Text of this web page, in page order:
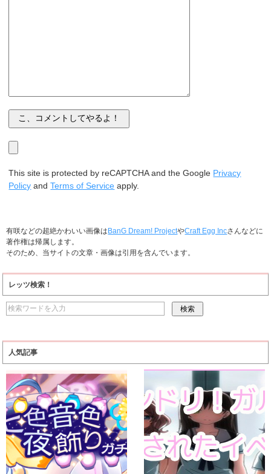
This site is protected by reCAPTCHA and the Google Privacy
Policy andTerms of Service apply.
有咲などの超絶かわいい画像はBanG Dream! ProjectやCraft Egg Incさんなどに
著作権は帰属します。
そのため、当サイトの文章・画像は引用を含んでいます。
レッツ検索！
人気記事